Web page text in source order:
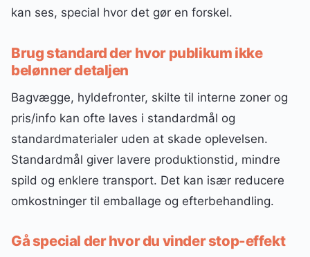
kan ses, special hvor det gør en forskel.
Brug standard der hvor publikum ikke
belønner detaljen
Bagvægge, hyldefronter, skilte til interne zoner og
pris/info kan ofte laves i standardmål og
standardmaterialer uden at skade oplevelsen.
Standardmål giver lavere produktionstid, mindre
spild og enklere transport. Det kan især reducere
omkostninger til emballage og efterbehandling.
Gå special der hvor du vinder stop-effekt